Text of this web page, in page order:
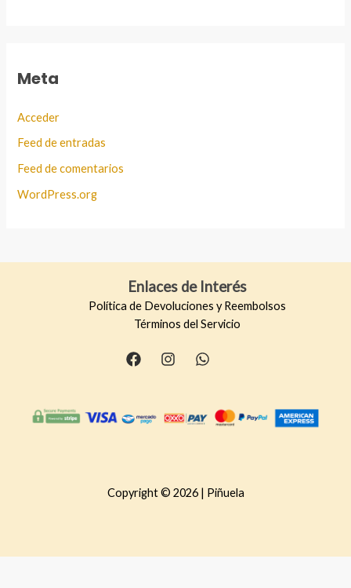
Meta
Acceder
Feed de entradas
Feed de comentarios
WordPress.org
Enlaces de Interés
Política de Devoluciones y Reembolsos
Términos del Servicio
Copyright © 2026 | Piñuela